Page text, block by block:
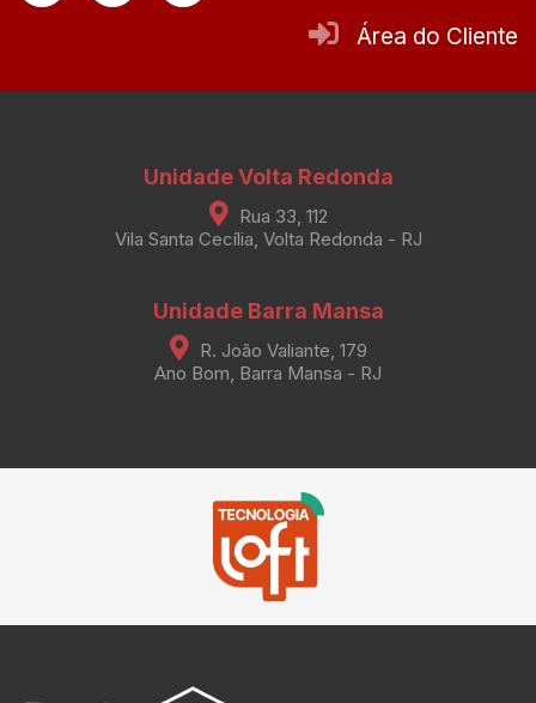
Área do Cliente
Unidade Volta Redonda
Rua 33, 112
Vila Santa Cecília, Volta Redonda - RJ
Unidade Barra Mansa
R. João Valiante, 179
Ano Bom, Barra Mansa - RJ